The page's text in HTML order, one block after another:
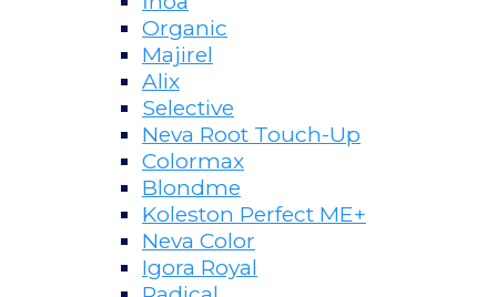
Organic
Majirel
Alix
Selective
Neva Root Touch-Up
Colormax
Blondme
Koleston Perfect ME+
Neva Color
Igora Royal